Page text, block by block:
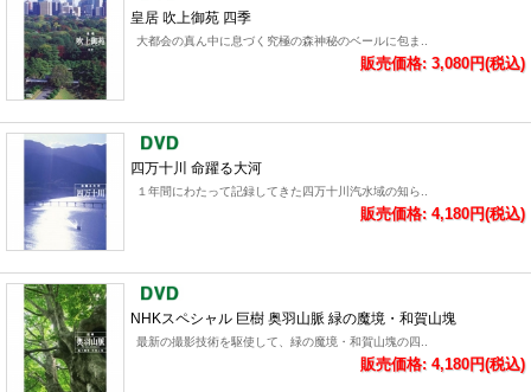
皇居 吹上御苑 四季
大都会の真ん中に息づく究極の森神秘のベールに包ま..
販売価格: 3,080円(税込)
四万十川 命躍る大河
１年間にわたって記録してきた四万十川汽水域の知ら..
販売価格: 4,180円(税込)
NHKスペシャル 巨樹 奥羽山脈 緑の魔境・和賀山塊
最新の撮影技術を駆使して、緑の魔境・和賀山塊の四..
販売価格: 4,180円(税込)